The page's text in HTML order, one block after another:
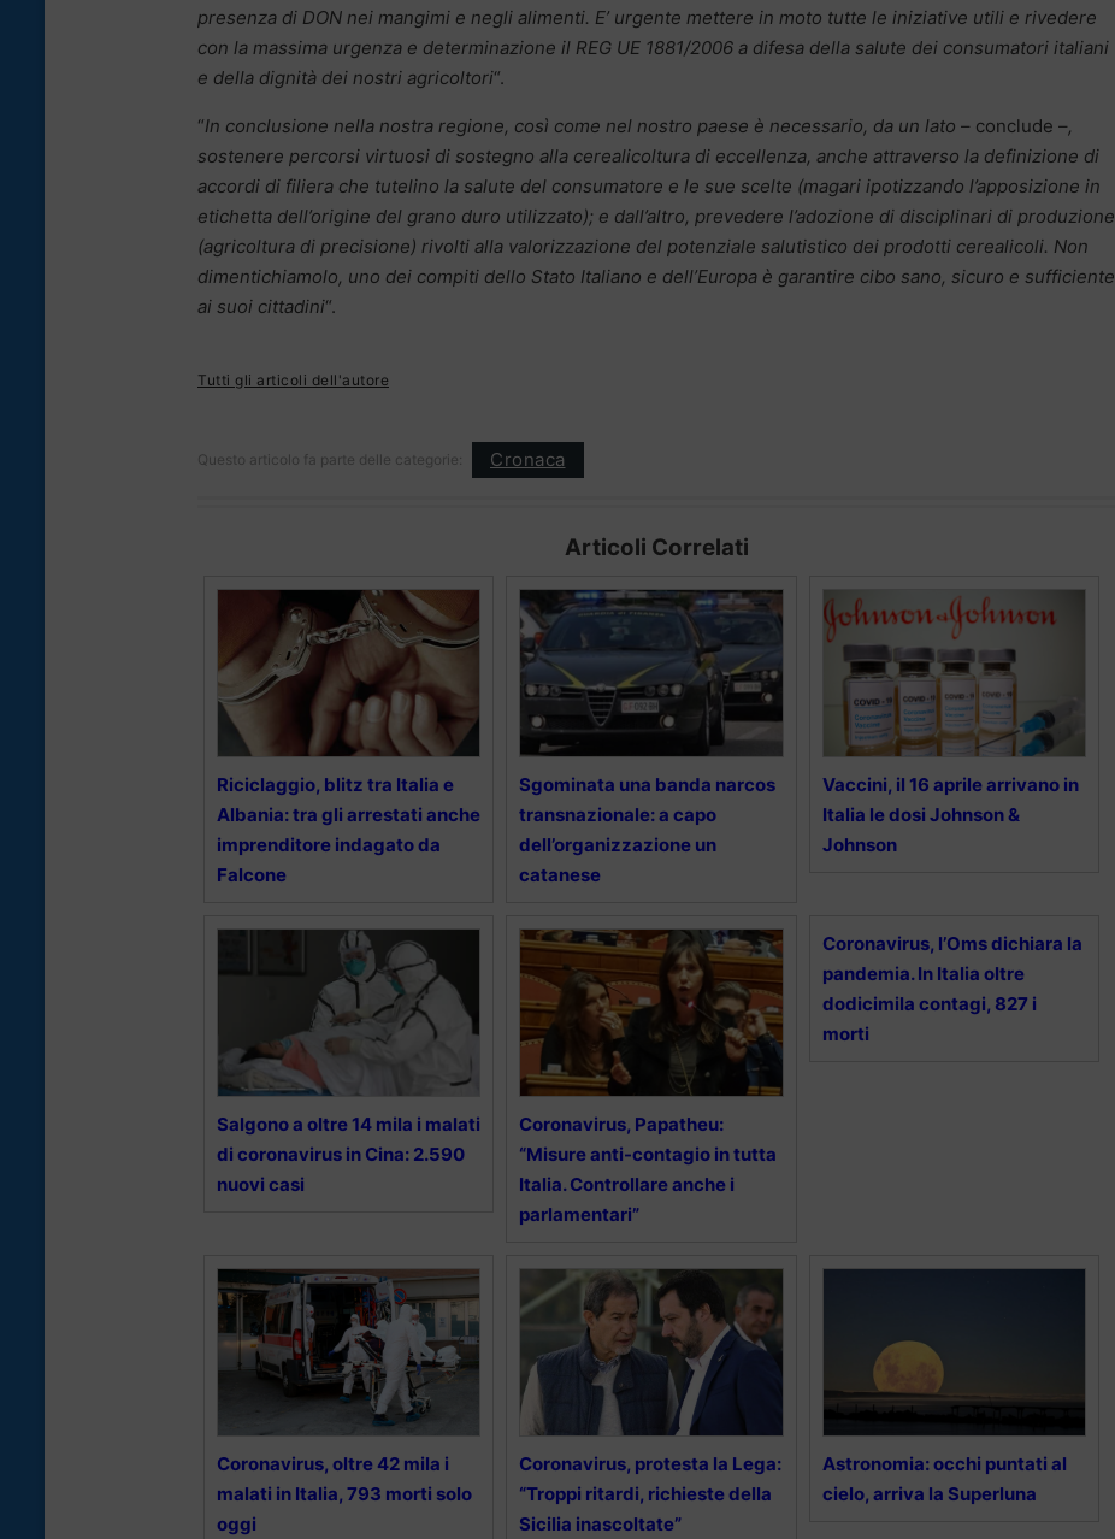
presenza di DON nei mangimi e negli alimenti. E’ urgente mettere in moto tutte le iniziative utili e rivedere
con la massima urgenza e determinazione il REG UE 1881/2006 a difesa della salute dei consumatori italiani
e della dignità dei nostri agricoltori“.
“In conclusione nella nostra regione, così come nel nostro paese è necessario, da un lato – conclude –,
sostenere percorsi virtuosi di sostegno alla cerealicoltura di eccellenza, anche attraverso la definizione di
accordi di filiera che tutelino la salute del consumatore e le sue scelte (magari ipotizzando l’apposizione in
etichetta dell’origine del grano duro utilizzato); e dall’altro, prevedere l’adozione di disciplinari di produzione
(agricoltura di precisione) rivolti alla valorizzazione del potenziale salutistico dei prodotti cerealicoli. Non
dimentichiamolo, uno dei compiti dello Stato Italiano e dell’Europa è garantire cibo sano, sicuro e sufficiente
ai suoi cittadini“.
Tutti gli articoli dell'autore
Questo articolo fa parte delle categorie: Cronaca
Articoli Correlati
Riciclaggio, blitz tra Italia e
Albania: tra gli arrestati anche
imprenditore indagato da
Falcone
Sgominata una banda narcos
transnazionale: a capo
dell’organizzazione un
catanese
Vaccini, il 16 aprile arrivano in
Italia le dosi Johnson &
Johnson
Salgono a oltre 14 mila i malati
di coronavirus in Cina: 2.590
nuovi casi
Coronavirus, Papatheu:
“Misure anti-contagio in tutta
Italia. Controllare anche i
parlamentari”
Coronavirus, l’Oms dichiara la
pandemia. In Italia oltre
dodicimila contagi, 827 i
morti
Coronavirus, oltre 42 mila i
malati in Italia, 793 morti solo
oggi
Coronavirus, protesta la Lega:
“Troppi ritardi, richieste della
Sicilia inascoltate”
Astronomia: occhi puntati al
cielo, arriva la Superluna